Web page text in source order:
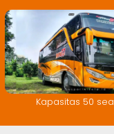
Kapasitas 50